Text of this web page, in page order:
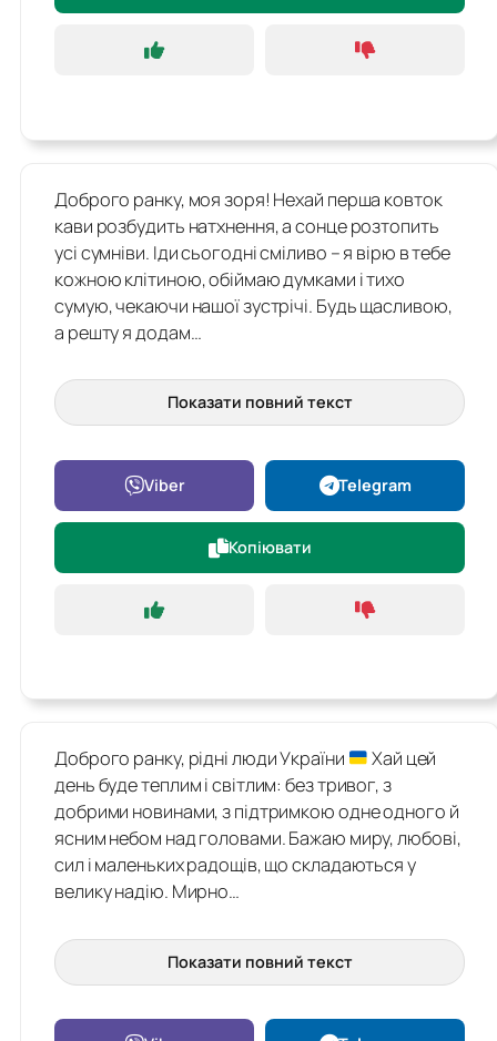
Доброго ранку, моя зоря! Нехай перша ковток
кави розбудить натхнення, а сонце розтопить
усі сумніви. Іди сьогодні сміливо – я вірю в тебе
кожною клітиною, обіймаю думками і тихо
сумую, чекаючи нашої зустрічі. Будь щасливою,
а решту я додам…
Показати повний текст
Viber Telegram
Копіювати
Доброго ранку, рідні люди України
Хай цей
день буде теплим і світлим: без тривог, з
добрими новинами, з підтримкою одне одного й
ясним небом над головами. Бажаю миру, любові,
сил і маленьких радощів, що складаються у
велику надію. Мирно…
Показати повний текст